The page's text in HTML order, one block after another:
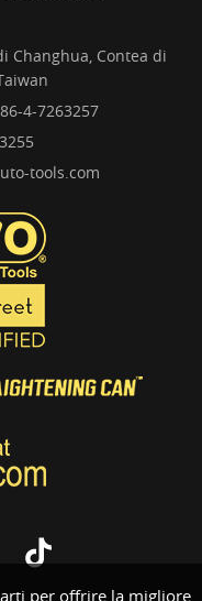
per offrire la migliore
Changhua, Contea di
4-7263257
tools.com